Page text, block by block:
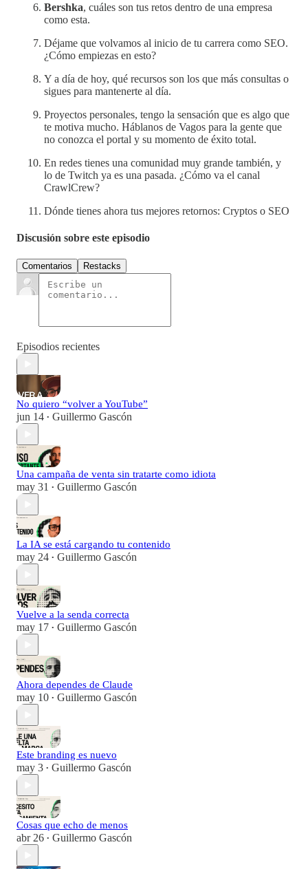
Bershka, cuáles son tus retos dentro de una empresa
como esta.
Déjame que volvamos al inicio de tu carrera como SEO.
¿Cómo empiezas en esto?
Y a día de hoy, qué recursos son los que más consultas o
sigues para mantenerte al día.
Proyectos personales, tengo la sensación que es algo que
te motiva mucho. Háblanos de Vagos para la gente que
no conozca el portal y su momento de éxito total.
En redes tienes una comunidad muy grande también, y
lo de Twitch ya es una pasada. ¿Cómo va el canal
CrawlCrew?
Dónde tienes ahora tus mejores retornos: Cryptos o SEO
Discusión sobre este episodio
Comentarios Restacks
Episodios recientes
No quiero “volver a YouTube”
jun 14 • Guillermo Gascón
Una campaña de venta sin tratarte como idiota
may 31 • Guillermo Gascón
La IA se está cargando tu contenido
may 24 • Guillermo Gascón
Vuelve a la senda correcta
may 17 • Guillermo Gascón
Ahora dependes de Claude
may 10 • Guillermo Gascón
Este branding es nuevo
may 3 • Guillermo Gascón
Cosas que echo de menos
abr 26 • Guillermo Gascón